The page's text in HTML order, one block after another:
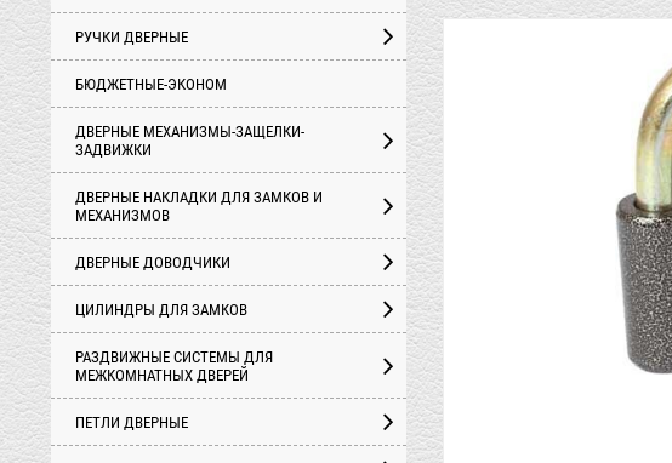
РУЧКИ ДВЕРНЫЕ
БЮДЖЕТНЫЕ-ЭКОНОМ
ДВЕРНЫЕ МЕХАНИЗМЫ-ЗАЩЕЛКИ-
ЗАДВИЖКИ
ДВЕРНЫЕ НАКЛАДКИ ДЛЯ ЗАМКОВ И
МЕХАНИЗМОВ
ДВЕРНЫЕ ДОВОДЧИКИ
ЦИЛИНДРЫ ДЛЯ ЗАМКОВ
РАЗДВИЖНЫЕ СИСТЕМЫ ДЛЯ
МЕЖКОМНАТНЫХ ДВЕРЕЙ
ПЕТЛИ ДВЕРНЫЕ